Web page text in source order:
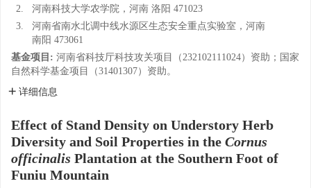
2.
河南科技大学农学院，河南 洛阳 471023
3.
河南省南水北调中线水源区生态安全重点实验室，河南
南阳 473061
基金项目: 河南省科技厅科技攻关项目（232102111024）资助；国家
自然科学基金项目（31401307）资助。
详细信息
Effect of Stand Density on Understory Herb
Diversity and Soil Properties in the Cornus
officinalis Plantation at the Southern Foot of
Funiu Mountain